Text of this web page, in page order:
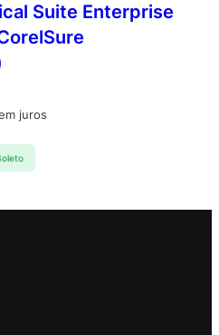
Suite Enterprise
juros